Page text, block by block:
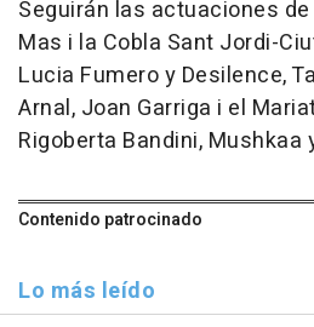
Seguirán las actuaciones
Mas i la Cobla Sant Jordi-
Lucia Fumero y Desilence,
Arnal, Joan Garriga i el
Rigoberta Bandini, Mushkaa
Contenido patrocinado
Lo más leído